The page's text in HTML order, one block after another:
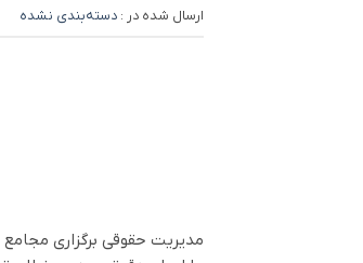
ارسال شده در : دسته‌بندی نشده
مدیریت حقوقی برگزاری